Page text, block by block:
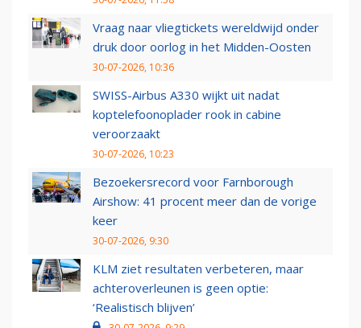
Vraag naar vliegtickets wereldwijd onder
druk door oorlog in het Midden-Oosten
30-07-2026, 10:36
SWISS-Airbus A330 wijkt uit nadat
koptelefoonoplader rook in cabine
veroorzaakt
30-07-2026, 10:23
Bezoekersrecord voor Farnborough
Airshow: 41 procent meer dan de vorige
keer
30-07-2026, 9:30
KLM ziet resultaten verbeteren, maar
achteroverleunen is geen optie:
‘Realistisch blijven’